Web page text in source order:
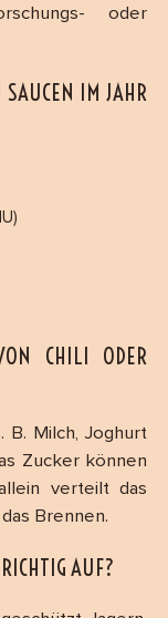
oder
SAUCEN IM JAHR
CHILI ODER
B. Milch, Joghurt
Zucker können
verteilt das
Brennen.
AUF?